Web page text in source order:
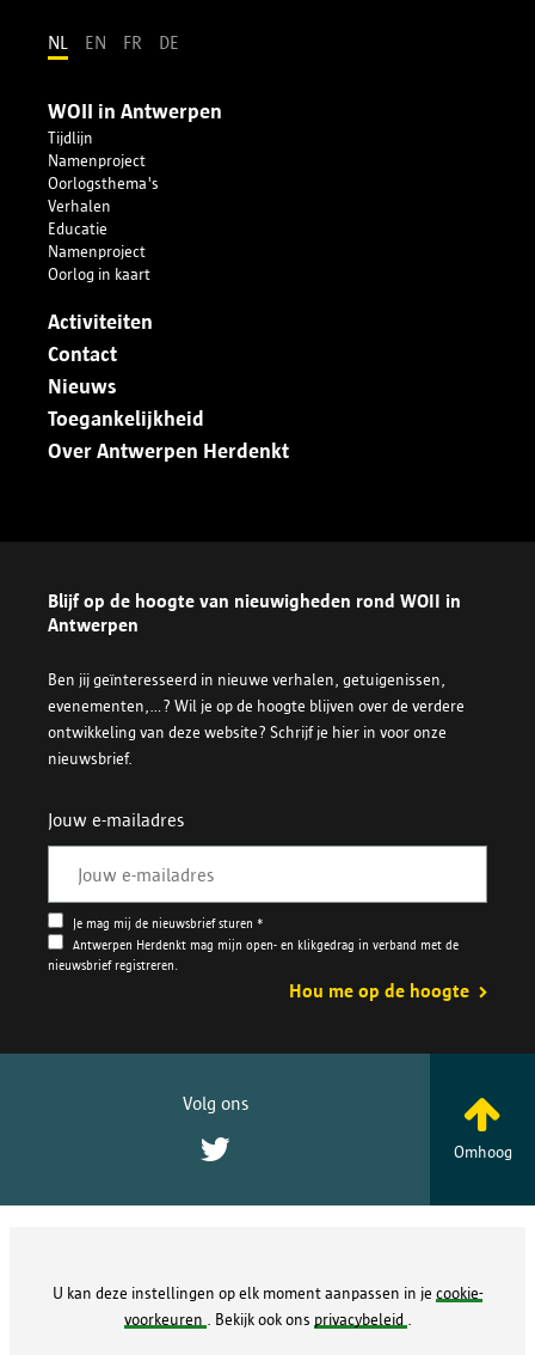
NL EN FR DE
WOII in Antwerpen
Tijdlijn
Namenproject
Oorlogsthema's
Verhalen
Educatie
Namenproject
Oorlog in kaart
Activiteiten
Contact
Nieuws
Toegankelijkheid
Over Antwerpen Herdenkt
Blijf op de hoogte van nieuwigheden rond WOII in
Antwerpen
Ben jij geïnteresseerd in nieuwe verhalen, getuigenissen,
evenementen,...? Wil je op de hoogte blijven over de verdere
ontwikkeling van deze website? Schrijf je hier in voor onze
nieuwsbrief.
Jouw e-mailadres
Je mag mij de nieuwsbrief sturen *
Antwerpen Herdenkt mag mijn open- en klikgedrag in verband met de
nieuwsbrief registreren.
Hou me op de hoogte
Volg ons
Twitter Omhoog
opnemen metStadsarchief Antwerpen
U kan deze instellingen op elk moment aanpassen in je cookie-
voorkeuren
. Bekijk ook ons privacybeleid